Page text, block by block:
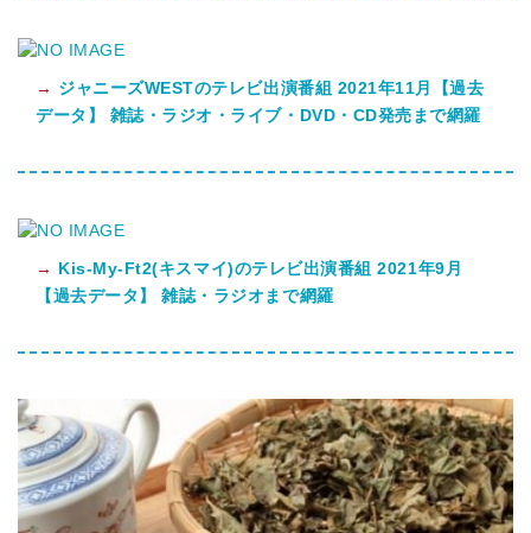
→ ジャニーズWESTのテレビ出演番組 2021年11月【過去
データ】 雑誌・ラジオ・ライブ・DVD・CD発売まで網羅
→ Kis-My-Ft2(キスマイ)のテレビ出演番組 2021年9月
【過去データ】 雑誌・ラジオまで網羅